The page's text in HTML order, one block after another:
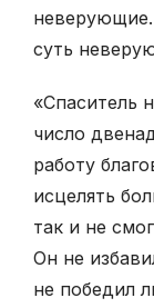
суть
«Спаситель
число
работу
исцелять
так и не
Он не
не победил